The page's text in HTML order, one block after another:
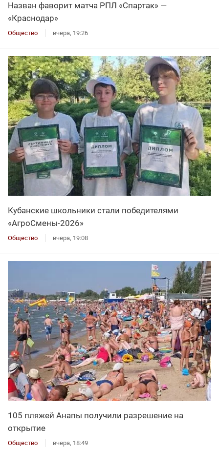
Назван фаворит матча РПЛ «Спартак» —
«Краснодар»
Общество вчера, 19:26
Кубанские школьники стали победителями
«АгроСмены-2026»
Общество вчера, 19:08
105 пляжей Анапы получили разрешение на
открытие
Общество вчера, 18:49